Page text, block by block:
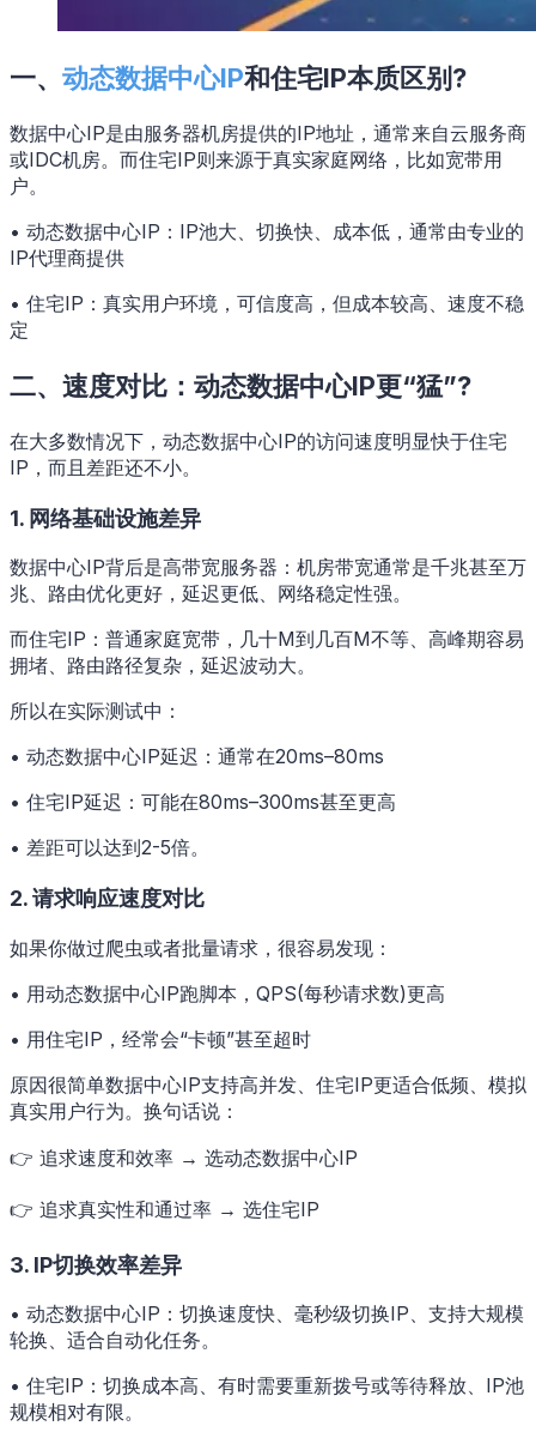
一、 动态数据中心IP和住宅IP本质区别?
数据中心IP是由服务器机房提供的IP地址，通常来自云服务商
或IDC机房。而住宅IP则来源于真实家庭网络，比如宽带用
户。
• 动态数据中心IP：IP池大、切换快、成本低，通常由专业的
IP代理商提供
• 住宅IP：真实用户环境，可信度高，但成本较高、速度不稳
定
二、速度对比：动态数据中心IP更“猛”?
在大多数情况下，动态数据中心IP的访问速度明显快于住宅
IP，而且差距还不小。
1. 网络基础设施差异
数据中心IP背后是高带宽服务器：机房带宽通常是千兆甚至万
兆、路由优化更好，延迟更低、网络稳定性强。
而住宅IP：普通家庭宽带，几十M到几百M不等、高峰期容易
拥堵、路由路径复杂，延迟波动大。
所以在实际测试中：
• 动态数据中心IP延迟：通常在20ms–80ms
• 住宅IP延迟：可能在80ms–300ms甚至更高
• 差距可以达到2-5倍。
2. 请求响应速度对比
如果你做过爬虫或者批量请求，很容易发现：
• 用动态数据中心IP跑脚本，QPS(每秒请求数)更高
• 用住宅IP，经常会“卡顿”甚至超时
原因很简单数据中心IP支持高并发、住宅IP更适合低频、模拟
真实用户行为。换句话说：
👉 追求速度和效率 → 选动态数据中心IP
👉 追求真实性和通过率 → 选住宅IP
3. IP切换效率差异
• 动态数据中心IP：切换速度快、毫秒级切换IP、支持大规模
轮换、适合自动化任务。
• 住宅IP：切换成本高、有时需要重新拨号或等待释放、IP池
规模相对有限。